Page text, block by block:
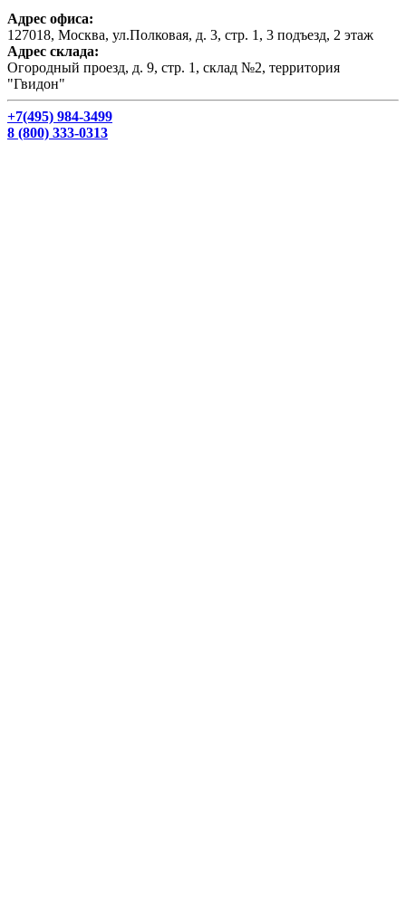
Адрес офиса:
127018, Москва, ул.Полковая, д. 3, стр. 1, 3 подъезд, 2 этаж
Адрес склада:
Огородный проезд, д. 9, стр. 1, склад №2, территория
"Гвидон"
+7(495) 984-3499
8 (800) 333-0313